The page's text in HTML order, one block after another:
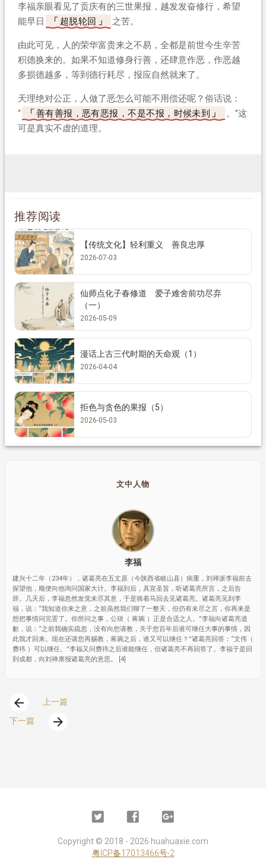
李福亲眼看见了贡庆有的三世果报，越发发奋修行，希望
能早日
超脱轮回 之苦。
由此可见，人的荣华富贵来之不易，全都是前世今生辛苦
积德换来的。如果不知道修身行善，还肆意作恶，作恶越
多损德越多，等到德行耗尽，报应自然就来了。
天理绝对公正，人做了恶怎么可能不用偿还呢？俗话说：
“
善有善报，恶有恶报，不是不报，时候未到
。”这
可是真实不虚的道理。
推荐阅读
【传统文化】轻利重义 善良忠厚
2026-07-03
仙师点化子春修道 爱子难舍前功尽弃
（一）
2026-05-09
漫话上古三代时期的天命观（1）
2026-04-04
拒色与贪色的果报（5）
2026-05-03
文中人物
李福
建兴十二年（234年），诸葛亮在五丈原（今陕西省岐山县）病重，刘禅派李福前去
探望他，顺便向他询问国家大计。李福到后，具宣圣旨，听诸葛亮所言，之后告
辞。几天后，李福忽然发觉未尽其意，于是骑着马回去见诸葛亮。诸葛亮见到李
福，说：“我知道你来之意，之前虽然我们聊了一整天，但仍有未尽之言，你再来是
想把事情问完罢了。你所问之事，公琰（ 蒋琬 ）正是合适之人。”李福向诸葛亮道
歉，说：“之前我确实疏忽，没有向您请教，关于您百年后谁可继任大事的事情，因
此我才回来。现在还请您再赐教，蒋琬之后，谁又可以继任？”诸葛亮回答：“文伟（
费祎 ）可以继任。”李福又问费祎之后谁能继任，但诸葛亮不再回答了。李福于是回
到成都，向刘禅禀报诸葛亮的意思。 [4]
arrow_back
上一篇
下一篇
arrow_forward
Twitter FacebookGoogle
Copyright © 2018 - 2026 huahuaxie.com
粤ICP备17013466号-2